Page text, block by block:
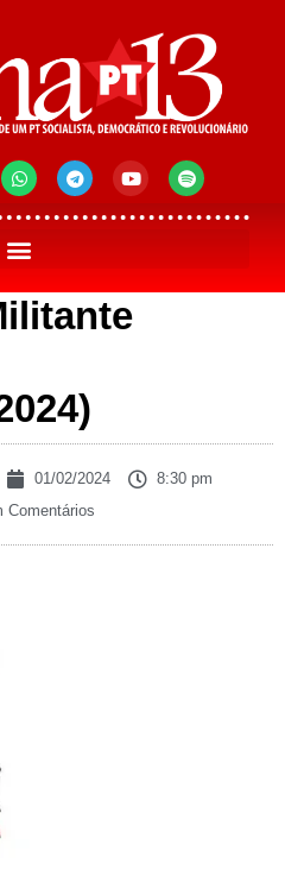
01/02/2024
8:30 pm
Comentários